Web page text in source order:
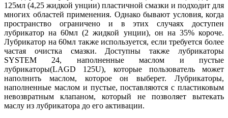
125мл (4,25 жидкой унции) пластичной смазки и подходит для
многих областей применения. Однако бывают условия, когда
пространство ограничено и в этих случаях доступен
лубрикатор на 60мл (2 жидкой унции), он на 35% короче.
Лубрикатор на 60мл также используется, если требуется более
частая очистка смазки. Доступны также лубрикаторы
SYSTEM 24, наполненные маслом и пустые
лубрикаторы(LAGD 125U), которые пользователь может
наполнить маслом, которое он выберет. Лубрикаторы,
наполненные маслом и пустые, поставляются с пластиковым
невозвратным клапаном, который не позволяет вытекать
маслу из лубрикатора до его активации.